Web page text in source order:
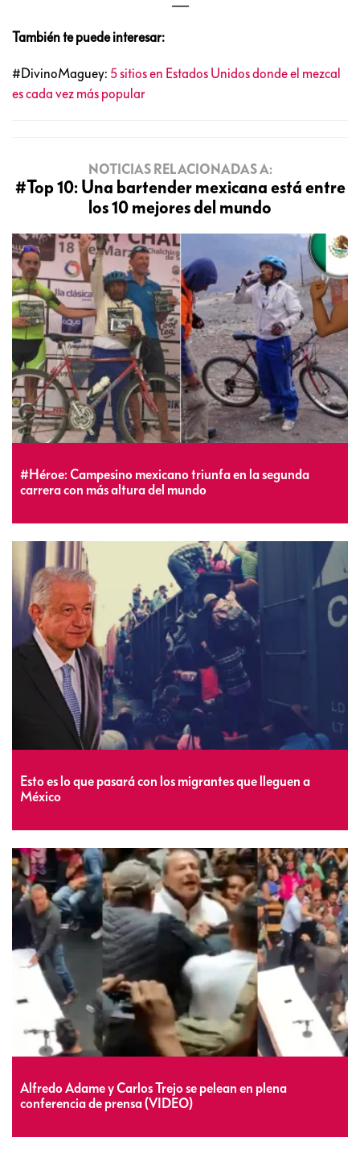
También te puede interesar:
#DivinoMaguey: 5 sitios en Estados Unidos donde el mezcal
es cada vez más popular
NOTICIAS RELACIONADAS A:
#Top 10: Una bartender mexicana está entre
los 10 mejores del mundo
#Héroe: Campesino mexicano triunfa en la segunda
carrera con más altura del mundo
Esto es lo que pasará con los migrantes que lleguen a
México
Alfredo Adame y Carlos Trejo se pelean en plena
conferencia de prensa (VIDEO)